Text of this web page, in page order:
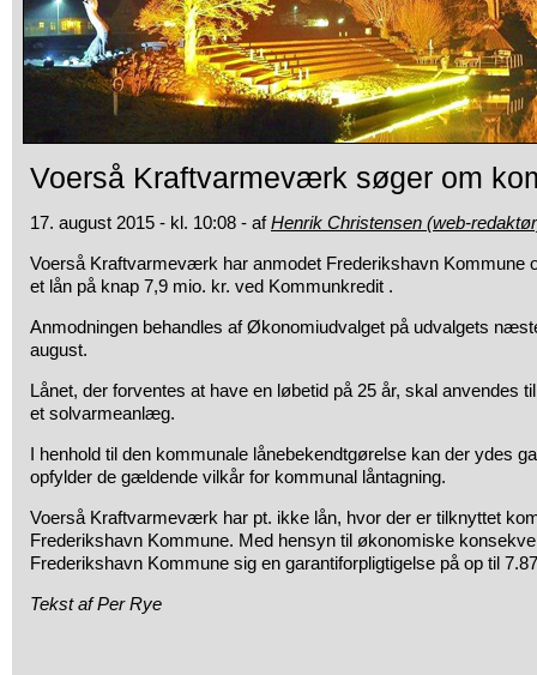
Voerså Kraftvarmeværk søger om
17. august 2015 - kl. 10:08 - afHenrik Christensen (web-
Voerså Kraftvarmeværk har anmodet Frederikshavn Kommune
et lån på knap 7,9 mio. kr. ved Kommunkredit .
Anmodningen behandles af Økonomiudvalget på udvalgets
august.
Lånet, der forventes at have en løbetid på 25 år, skal anvendes
et solvarmeanlæg.
I henhold til den kommunale lånebekendtgørelse kan der ydes
opfylder de gældende vilkår for kommunal låntagning.
Voerså Kraftvarmeværk har pt. ikke lån, hvor der er tilknyttet
Frederikshavn Kommune. Med hensyn til økonomiske
Frederikshavn Kommune sig en garantiforpligtigelse på op til
Tekst af Per Rye